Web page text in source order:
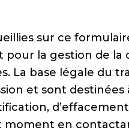
sur ce
la gestion de la
La base légale du
et sont destinées
en